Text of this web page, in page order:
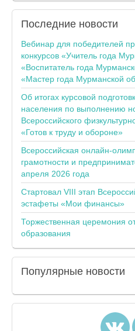
Последние новости
Вебинар для победителей
конкурсов «Учитель года
«Воспитатель года
«Мастер года Мурманской
Об итогах курсовой
населения по выполнению
Всероссийского
«Готов к труду и обороне»
Всероссийская онлайн-
грамотности и
апреля 2026 года
Стартовал VIII этап
эстафеты «Мои финансы»
Торжественная церемония
образования
Популярные новости